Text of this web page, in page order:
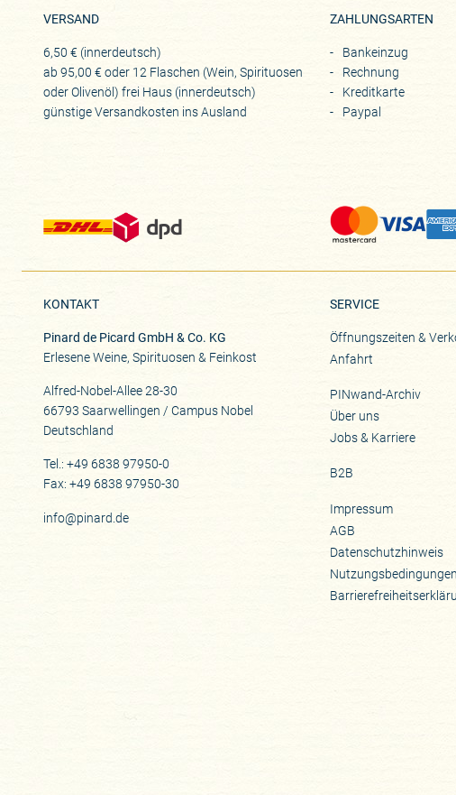
VERSAND
6,50 € (innerdeutsch)
ab 95,00 € oder 12 Flaschen (Wein, Spirituosen
oder Olivenöl) frei Haus (innerdeutsch)
günstige Versandkosten ins Ausland
ZAHLUNGSARTEN
Bankeinzug
Rechnung
Kreditkarte
Paypal
KONTAKT
Pinard de Picard GmbH & Co. KG
Erlesene Weine, Spirituosen & Feinkost
Alfred-Nobel-Allee 28-30
66793 Saarwellingen / Campus Nobel
Deutschland
Tel.: +49 6838 97950-0
Fax: +49 6838 97950-30
info@pinard.de
SERVICE
Öffnungszeiten &
Anfahrt
PINwand-Archiv
Über uns
Jobs & Karriere
B2B
Impressum
AGB
Datenschutzhinweis
Nutzungsbedingungen